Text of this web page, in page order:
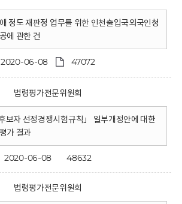
정도 재판정 업무를 위한 인천출입국외국인청
에 관한 건
2020-06-08 47072
법령평가전문위원회
보자 선정경쟁시험규칙」 일부개정안에 대한
가 결과
2020-06-08 48632
법령평가전문위원회